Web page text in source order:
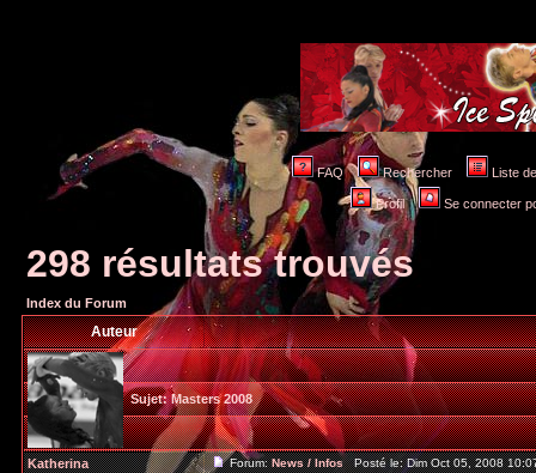
FAQ Rechercher Liste
Profil Se connecter
298 résultats trouvés
Index du Forum
Auteur
Sujet:Masters 2008
Katherina Forum:News / InfosPosté le: Dim Oct 05, 2008